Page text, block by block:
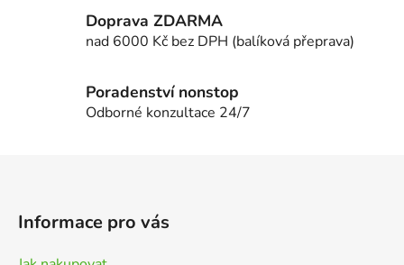
k
y
v
p
i
Doprava ZDARMA
nad 6000 Kč bez DPH (balíková přeprava)
Poradenství nonstop
Odborné konzultace 24/7
Informace pro vás